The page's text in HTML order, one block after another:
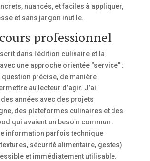
nuancés, et faciles à appliquer,
et sans jargon inutile.
professionnel
dans l’édition culinaire et la
une approche orientée “service” :
question précise, de manière
au lecteur d’agir. J’ai
années avec des projets
des plateformes culinaires et des
qui avaient un besoin commun :
information parfois technique
sécurité alimentaire, gestes)
et immédiatement utilisable.